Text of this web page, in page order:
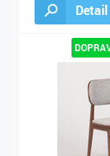
Detail